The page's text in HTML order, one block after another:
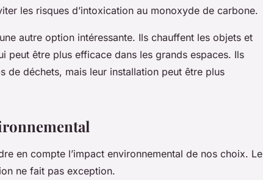
les risques d’intoxication au monoxyde de carbone.
autre option intéressante. Ils chauffent les objets et
peut être plus efficace dans les grands espaces. Ils
de déchets, mais leur installation peut être plus
en compte l’impact environnemental de nos choix. Le
ne fait pas exception.